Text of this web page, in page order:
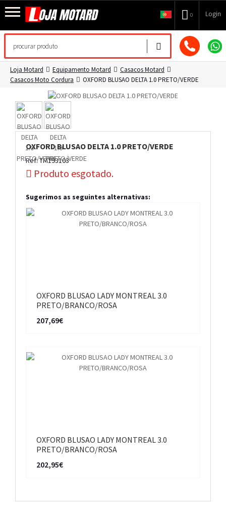
0 Login
Loja Motard Equipamento Motard
Casacos Motard
Casacos Moto Cordura
OXFORD BLUSAO DELTA 1.0 PRETO/VERDE
OXFORD BLUSAO DELTA 1.0 PRETO/VERDE
Ref: TM193103
Produto esgotado.
Sugerimos as seguintes alternativas:
OXFORD BLUSAO LADY MONTREAL 3.0
PRETO/BRANCO/ROSA
207,69€
OXFORD BLUSAO LADY MONTREAL 3.0
PRETO/BRANCO/ROSA
202,95€